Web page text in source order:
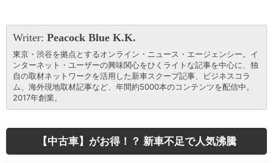
Writer: Peacock Blue K.K.
東京・渋谷を拠点とするオンライン・ニュース・エージェンシー。イ
ンターネット・ユーザーの興味関心をひくライトな記事を中心に、独
自の取材ネットワークを活用した新車スクープ記事、ビジネスコラ
ム、海外現地取材記事など、年間約5000本のコンテンツを配信中。
2017年創業。
【中古車】がお得！？ 新車不足で人気沸騰